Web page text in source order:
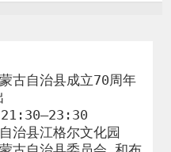
古自治县成立70周年
21:30—23:30
治县江格尔文化园